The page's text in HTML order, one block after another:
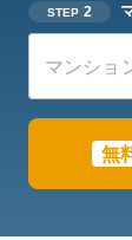
STEP 2
無